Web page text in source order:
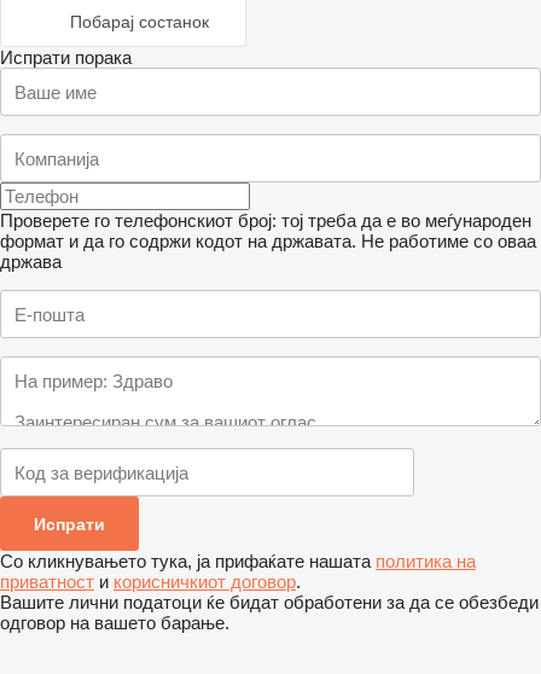
Побарај состанок
Испрати порака
Проверете го телефонскиот број: тој треба да е во меѓународен
формат и да го содржи кодот на државата. Не работиме со оваа
држава
Со кликнувањето тука, ја прифаќате нашата политика на
приватност и корисничкиот договор.
Вашите лични податоци ќе бидат обработени за да се обезбеди
одговор на вашето барање.